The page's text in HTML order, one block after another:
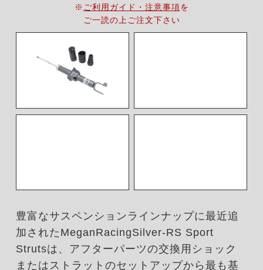
※ ご利用ガイド・注意事項を
ご一読の上ご注文下さい
豊富なサスペンションラインナップに最近追
加されたMeganRacingSilver-RS Sport
Strutsは、アフターパーツの交換用ショック
またはストラットのセットアップから最も基